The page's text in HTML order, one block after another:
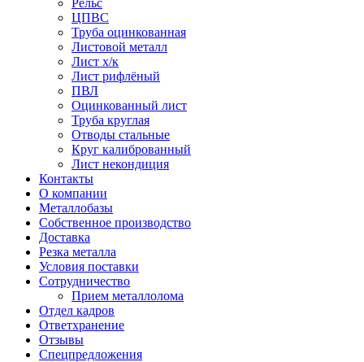
Рельс
ЦПВС
Труба оцинкованная
Листовой металл
Лист х/к
Лист рифлёный
ПВЛ
Оцинкованный лист
Труба круглая
Отводы стальные
Круг калиброванный
Лист некондиция
Контакты
О компании
Металлобазы
Собственное производство
Доставка
Резка металла
Условия поставки
Сотрудничество
Прием металлолома
Отдел кадров
Ответхранение
Отзывы
Спецпредложения